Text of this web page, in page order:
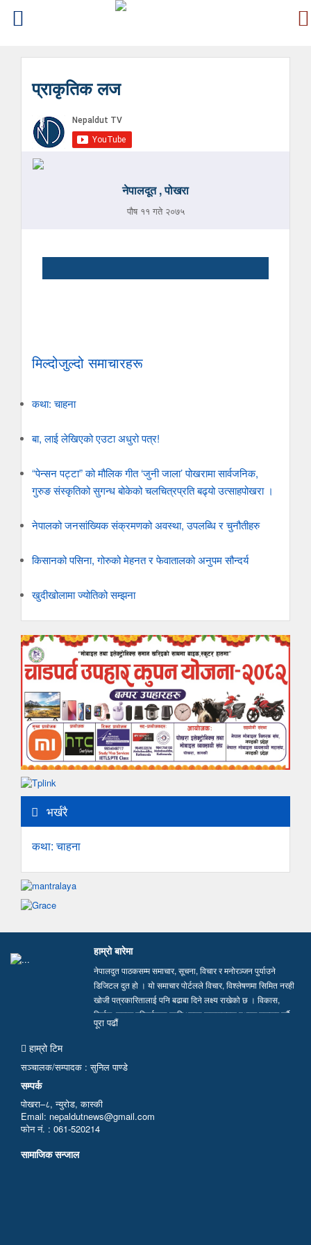
प्राकृतिक लज
नेपालदूत , पोखरा
पौष ११ गते २०७५
मिल्दोजुल्दो समाचारहरू
कथा: चाहना
बा, लाई लेखिएको एउटा अधुरो पत्र!
“पेन्सन पट्टा” को मौलिक गीत ‘जुनी जाला’ पोखरामा सार्वजनिक,
गुरुङ संस्कृतिको सुगन्ध बोकेको चलचित्रप्रति बढ्यो उत्साहपोखरा ।
नेपालको जनसांख्यिक संक्रमणको अवस्था, उपलब्धि र चुनौतीहरु
किसानको पसिना, गोरुको मेहनत र फेवातालको अनुपम सौन्दर्य
खुदीखोलामा ज्योतिको सम्झना
भर्खरै
कथा: चाहना
हाम्रो बारेमा
नेपालदुत पाठकसम्म समाचार, सूचना, विचार र मनोरञ्जन पुर्याउने
डिजिटल दुत हो । यो समाचार पोर्टलले विचार, विश्लेषणमा सिमित नरही
खोजी पत्रकारितालाई पनि बढाबा दिने लक्ष्य राखेको छ । विकास,
निर्माण, समाज परिवर्तनका लागि भएका सकारात्मक पक्षहरु उजागर गर्दै
सत्य, तथ्य र निष्पक्ष समाचार सम्प्रेषण गर्न हामी प्रतिवद्ध छौं…
पूरा पढाैं
हाम्रो टिम
सञ्चालक/सम्पादक : सुनिल पाण्डे
सम्पर्क
पोखरा–८, न्युरोड, कास्की
Email: nepaldutnews@gmail.com
फोन नं. : 061-520214
सामाजिक सन्जाल